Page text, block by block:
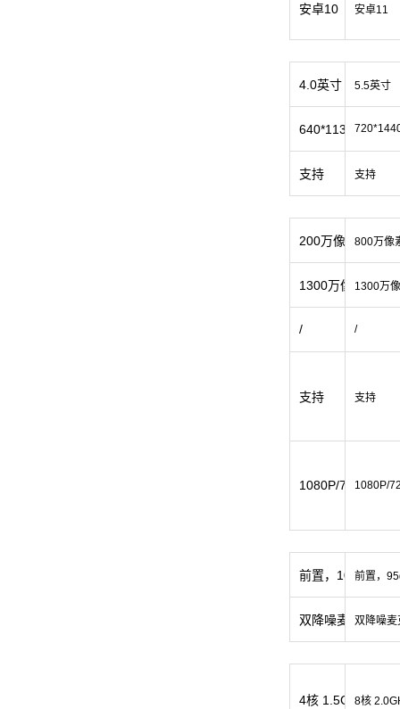
安卓10
4.0英寸
640*1136（阳光
支持
200万像素
1300万像素
/
支持
1080P/720P/
前置，105dB
双降噪麦克风
4核 1.5GHz
安卓11
5.5英寸
支持
800万像
1300万
/
支持
1080P/
前置，
双降噪麦
8核